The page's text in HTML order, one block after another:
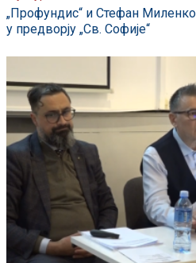
„Профундис“ и Стефан
у предворју „Св. Софије“